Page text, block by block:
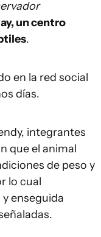
un centro
.
en la red social
días.
integrantes
que el animal
de peso y
lo cual
enseguida